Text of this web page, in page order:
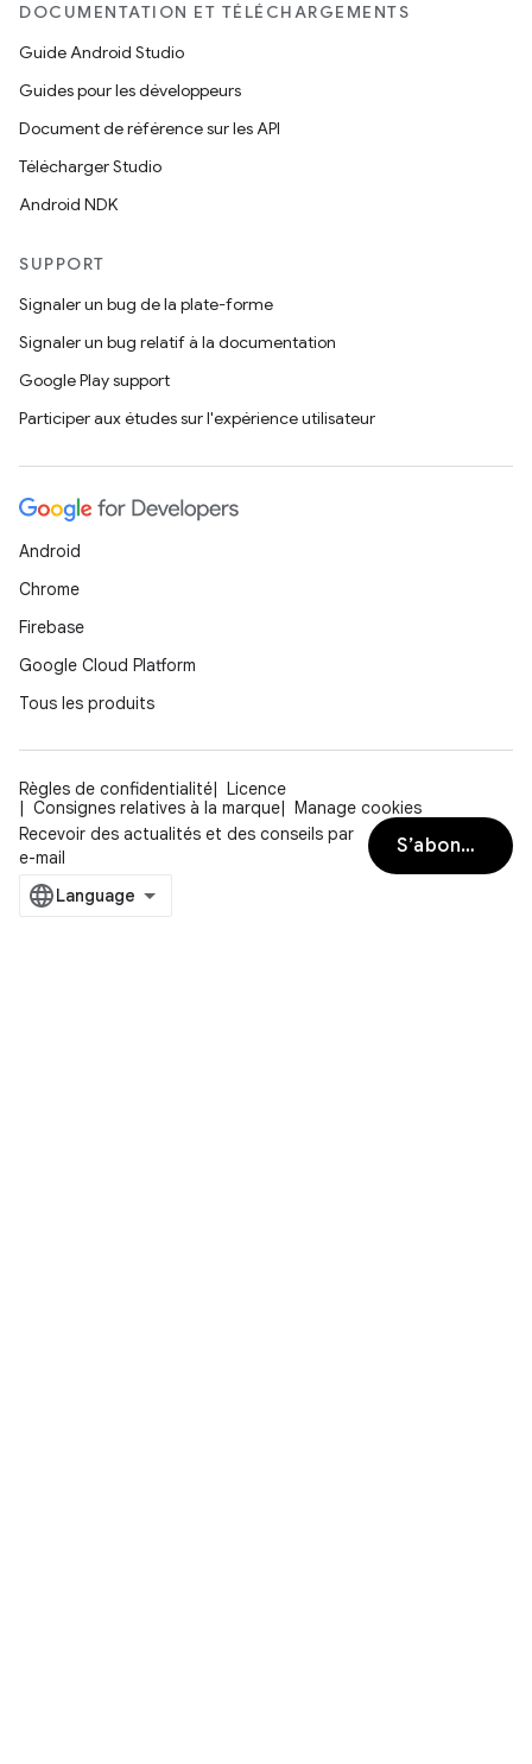
DOCUMENTATION ET TÉLÉCHARGEMENTS
Guide Android Studio
Guides pour les développeurs
Document de référence sur les API
Télécharger Studio
Android NDK
SUPPORT
Signaler un bug de la plate-forme
Signaler un bug relatif à la documentation
Google Play support
Participer aux études sur l'expérience utilisateur
Android
Chrome
Firebase
Google Cloud Platform
Tous les produits
Règles de confidentialité
Licence
Consignes relatives à la marque
Manage cookies
Recevoir des actualités et des conseils par
e-mail
S’abonner